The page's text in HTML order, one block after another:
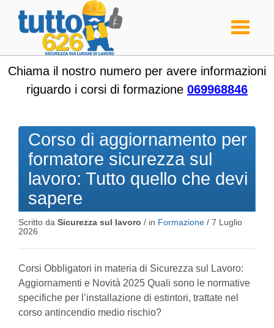
Toggle
Chiama il nostro numero per avere informazioni
riguardo i corsi di formazione 069968846
Corso di aggiornamento per
formatore sicurezza sul
lavoro: Tutto quello che devi
sapere
Scritto da Sicurezza sul lavoro / in Formazione / 7 Luglio
2026
Corsi Obbligatori in materia di Sicurezza sul Lavoro:
Aggiornamenti e Novità 2025 Quali sono le normative
specifiche per l’installazione di estintori, trattate nel
corso antincendio medio rischio?